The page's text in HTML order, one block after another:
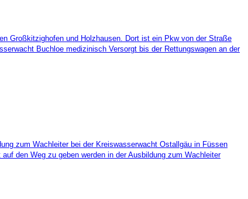
Großkitzighofen und Holzhausen. Dort ist ein Pkw von der Straße
Buchloe medizinisch Versorgt bis der Rettungswagen an der
zum Wachleiter bei der Kreiswasserwacht Ostallgäu in Füssen
den Weg zu geben werden in der Ausbildung zum Wachleiter